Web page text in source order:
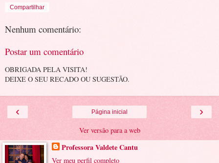
Compartilhar
Nenhum comentário:
Postar um comentário
OBRIGADA PELA VISITA!
DEIXE O SEU RECADO OU SUGESTÃO.
‹ ›
Página inicial
Ver versão para a web
Professora Valdete Cantu
Ver meu perfil completo